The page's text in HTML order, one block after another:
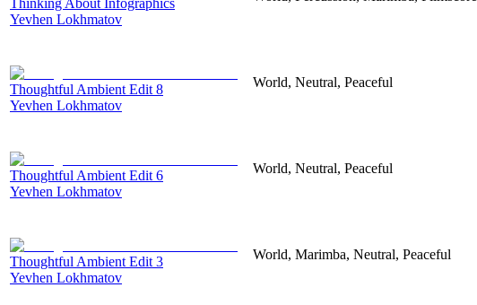
Yevhen Lokhmatov
Thoughtful Ambient Edit 8
Yevhen Lokhmatov
World, Neutral, Peaceful
Thoughtful Ambient Edit 6
Yevhen Lokhmatov
World, Neutral, Peaceful
Thoughtful Ambient Edit 3
Yevhen Lokhmatov
World, Marimba, Neutral, Peaceful